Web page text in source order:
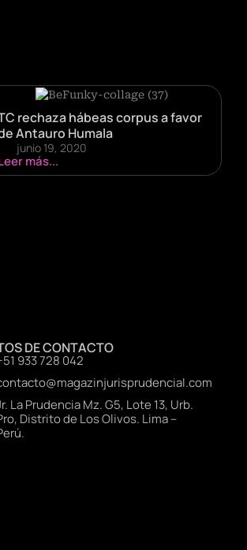
rechaza hábeas corpus a favor
Antauro Humala
junio 19, 2020
más...
DE CONTACTO
933 728 042
La Prudencia Mz. G5, Lote 13, Urb.
Distrito de Los Olivos. Lima –